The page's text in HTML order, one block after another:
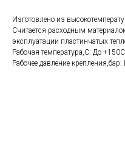
Изготовлено из
Считается расходным
эксплуатации пластинчатых
Рабочая температура,С: До +150С
Рабочее давление